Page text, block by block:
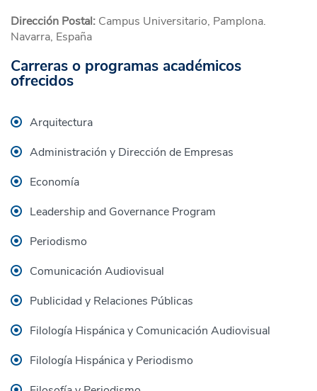
Dirección Postal: Campus Universitario, Pamplona.
Navarra, España
Carreras o programas académicos
ofrecidos
Arquitectura
Administración y Dirección de Empresas
Economía
Leadership and Governance Program
Periodismo
Comunicación Audiovisual
Publicidad y Relaciones Públicas
Filología Hispánica y Comunicación Audiovisual
Filología Hispánica y Periodismo